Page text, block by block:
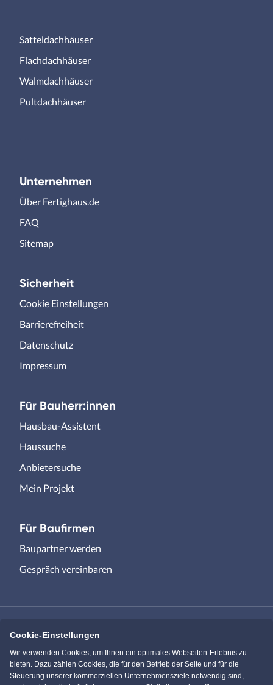
Satteldachhäuser
Flachdachhäuser
Walmdachhäuser
Pultdachhäuser
Unternehmen
Über Fertighaus.de
FAQ
Sitemap
Sicherheit
Cookie Einstellungen
Barrierefreiheit
Datenschutz
Impressum
Für Bauherr:innen
Hausbau-Assistent
Haussuche
Anbietersuche
Mein Projekt
Für Baufirmen
Baupartner werden
Gespräch vereinbaren
Immowelt.de Bauen.de
Cookie-Einstellungen
Wir verwenden Cookies, um Ihnen ein optimales Webseiten-Erlebnis zu
bieten. Dazu zählen Cookies, die für den Betrieb der Seite und für die
Steuerung unserer kommerziellen Unternehmensziele notwendig sind,